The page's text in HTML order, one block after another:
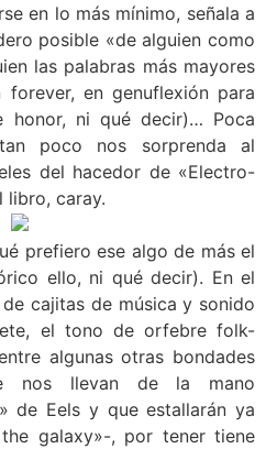
en lo más mínimo, señala a
posible «de alguien como
las palabras más mayores
forever, en genuflexión para
honor, ni qué decir)… Poca
poco nos sorprenda al
del hacedor de «Electro-
libro, caray.
prefiero ese algo de más el
ello, ni qué decir). En el
cajitas de música y sonido
el tono de orfebre folk-
algunas otras bondades
nos llevan de la mano
de Eels y que estallarán ya
galaxy»-, por tener tiene